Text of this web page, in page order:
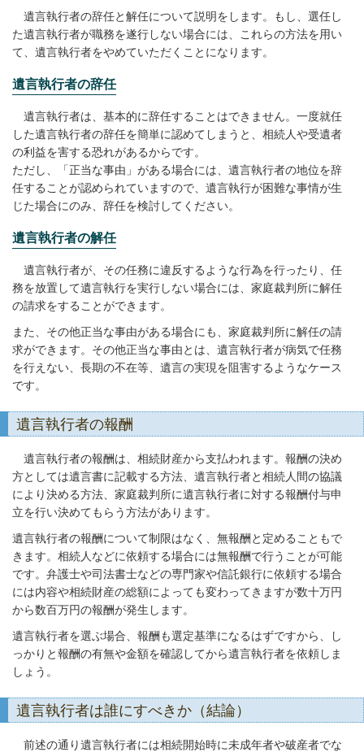
遺言執行者の辞任と解任について説明をします。もし、選任し
た遺言執行者が職務を遂行しない場合には、これらの方法を用い
て、遺言執行者をやめていただくことになります。
遺言執行者の辞任
遺言執行者は、基本的に辞任することはできません。一度就任
した遺言執行者の辞任を簡単に認めてしまうと、相続人や受遺者
の利益を害する恐れがあるからです。
ただし、「正当な事由」がある場合には、遺言執行者の地位を辞
任することが認められていますので、遺言執行が困難な事情が生
じた場合にのみ、辞任を検討してください。
遺言執行者の解任
遺言執行者が、その任務に違反するような行為を行ったり、任
務を放置して遺言執行を実行しない場合には、家庭裁判所に解任
の請求をすることができます。
また、その他正当な事由がある場合にも、家庭裁判所に解任の請
求ができます。その他正当な事由とは、遺言執行者が病気で任務
を行えない、長期の不在等、遺言の実現を阻害するようなケース
です。
遺言執行者の報酬
遺言執行者の報酬は、相続財産から支払われます。報酬の決め
方としては遺言書に記載する方法、遺言執行者と相続人間の協議
により決める方法、家庭裁判所に遺言執行者に対する報酬付与申
立を行い決めてもらう方法があります。
遺言執行者の報酬について制限はなく、無報酬と定めることもで
きます。相続人などに依頼する場合には無報酬で行うことが可能
です。弁護士や司法書士などの専門家や信託銀行に依頼する場合
には内容や相続財産の総額によっても変わってきますが数十万円
から数百万円の報酬が発生します。
遺言執行者を選ぶ場合、報酬も選定基準になるはずですから、し
っかりと報酬の有無や金額を確認してから遺言執行者を依頼しま
しょう。
遺言執行者は誰にすべきか（結論）
前述の通り遺言執行者には相続開始時に未成年者や破産者でな